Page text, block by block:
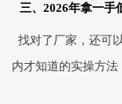
三、2026年拿一手
找对了厂家，还可
内才知道的实操方法